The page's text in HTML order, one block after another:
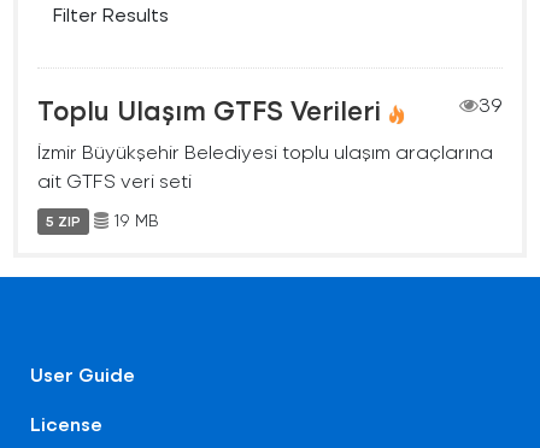
Filter Results
Toplu Ulaşım GTFS Verileri
39
İzmir Büyükşehir Belediyesi toplu ulaşım araçlarına
ait GTFS veri seti
5 ZIP 19 MB
User Guide
License